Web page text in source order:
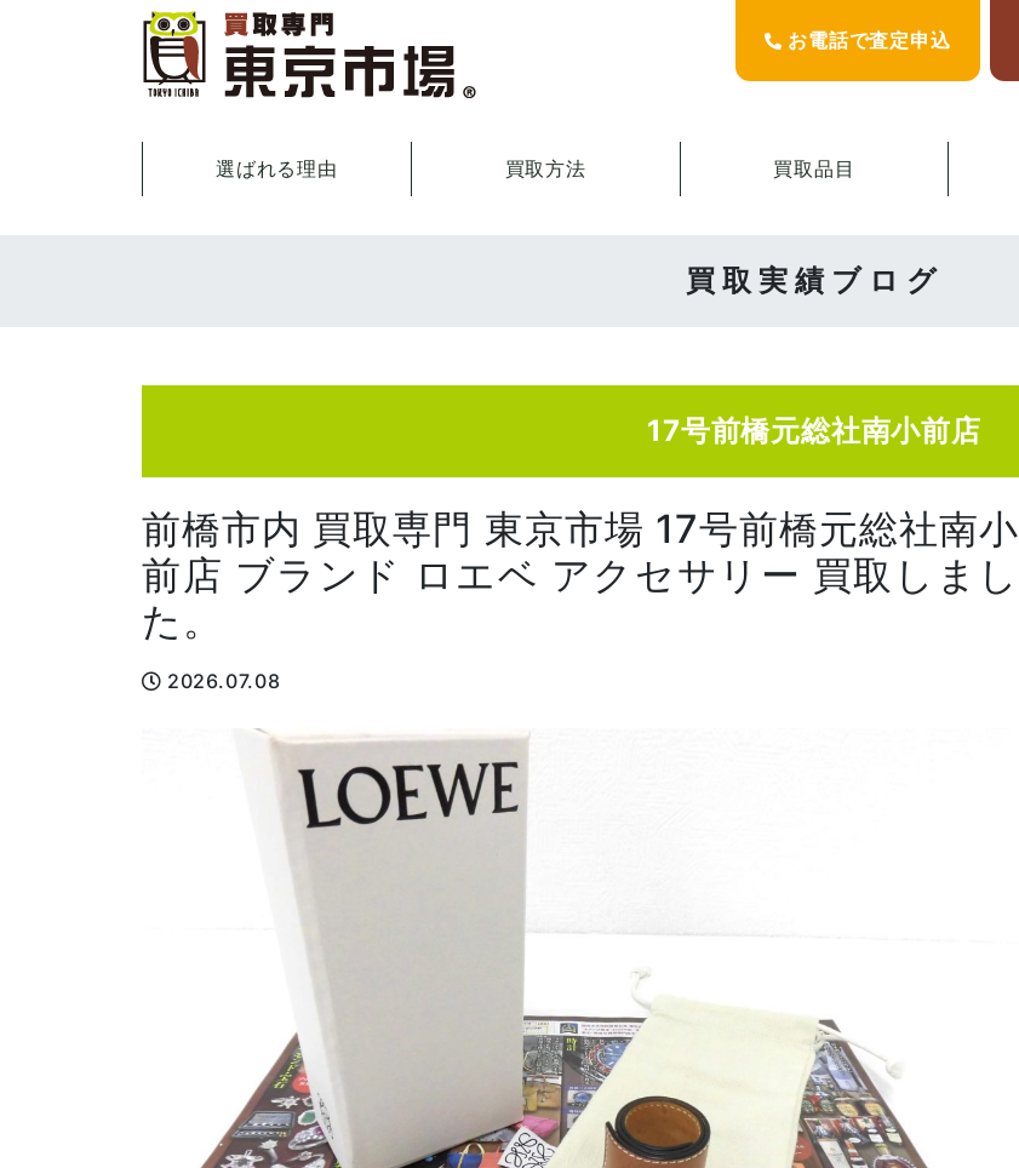
お電話で査定申込
選ばれる理由 買取方法 買取品目
買取実績ブログ
17号前橋元総社南小前店
前橋市内 買取専門 東京市場 17号前橋元総社南小
前店 ブランド ロエベ アクセサリー 買取しまし
た。
2026.07.08